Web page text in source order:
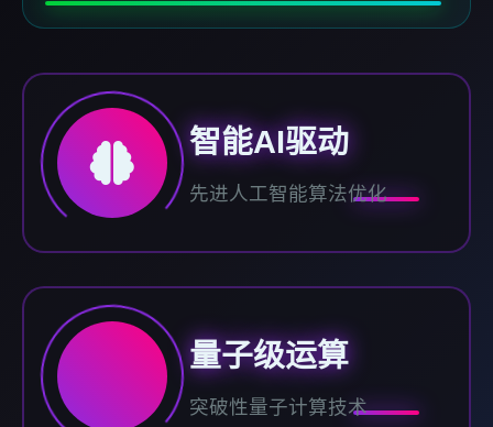
智能AI驱动
先进人工智能算法优化
量子级运算
突破性量子计算技术